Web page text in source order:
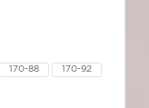
170-88 170-92